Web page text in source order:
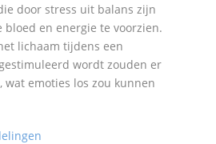
door stress uit balans zijn
bloed en energie te voorzien.
lichaam tijdens een
wordt zouden er
emoties los zou kunnen